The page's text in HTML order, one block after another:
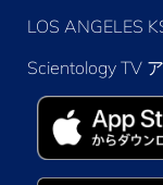
LOS ANGELES
Scientology TV